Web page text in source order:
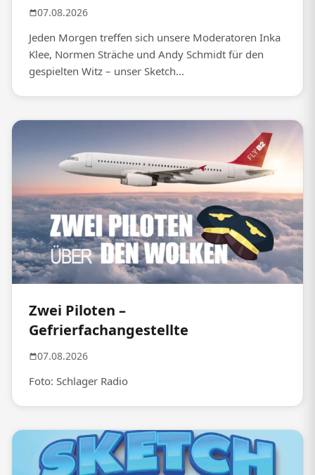
07.08.2026
Jeden Morgen treffen sich unsere Moderatoren Inka
Klee, Normen Sträche und Andy Schmidt für den
gespielten Witz – unser Sketch...
Zwei Piloten –
Gefrierfachangestellte
07.08.2026
Foto: Schlager Radio